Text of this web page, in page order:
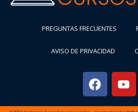
PREGUNTAS FRECUENTES
AVISO DE PRIVACIDAD